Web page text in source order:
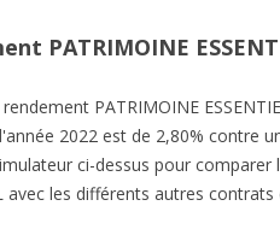
PATRIMOINE
PATRIMOINE
2022 est de 2,80% contre
ci-dessus pour
avec les différents autres contrats